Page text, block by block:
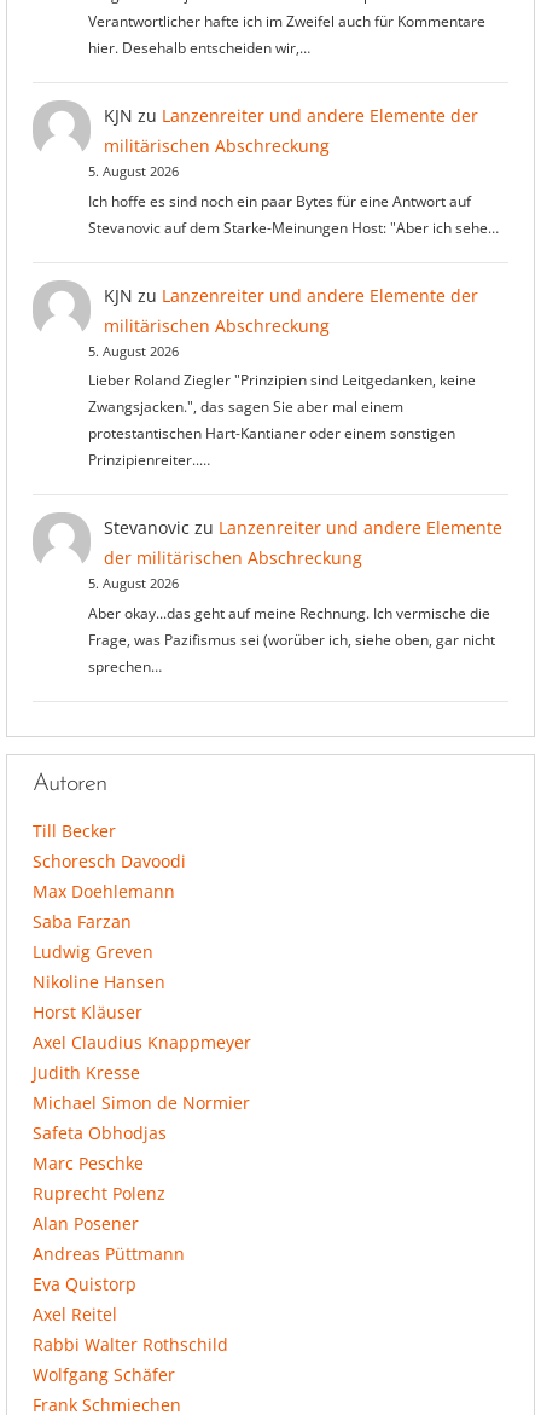
Verantwortlicher hafte ich im Zweifel auch für Kommentare
hier. Desehalb entscheiden wir,…
KJN zu Lanzenreiter und andere Elemente der
militärischen Abschreckung
5. August 2026
Ich hoffe es sind noch ein paar Bytes für eine Antwort auf
Stevanovic auf dem Starke-Meinungen Host: "Aber ich sehe…
KJN zu Lanzenreiter und andere Elemente der
militärischen Abschreckung
5. August 2026
Lieber Roland Ziegler "Prinzipien sind Leitgedanken, keine
Zwangsjacken.", das sagen Sie aber mal einem
protestantischen Hart-Kantianer oder einem sonstigen
Prinzipienreiter..…
Stevanovic zu Lanzenreiter und andere Elemente
der militärischen Abschreckung
5. August 2026
Aber okay...das geht auf meine Rechnung. Ich vermische die
Frage, was Pazifismus sei (worüber ich, siehe oben, gar nicht
sprechen…
Autoren
Till Becker
Schoresch Davoodi
Max Doehlemann
Saba Farzan
Ludwig Greven
Nikoline Hansen
Horst Kläuser
Axel Claudius Knappmeyer
Judith Kresse
Michael Simon de Normier
Safeta Obhodjas
Marc Peschke
Ruprecht Polenz
Alan Posener
Andreas Püttmann
Eva Quistorp
Axel Reitel
Rabbi Walter Rothschild
Wolfgang Schäfer
Frank Schmiechen